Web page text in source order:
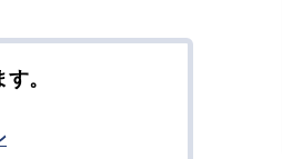
。